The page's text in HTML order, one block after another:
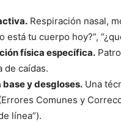
Respiración nasal,
está tu cuerpo hoy?”,
física específica.
de caídas.
y desgloses. Una
Comunes y
línea”).